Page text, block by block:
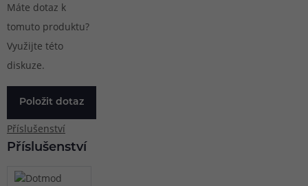
Máte dotaz k
tomuto produktu?
Využijte této
diskuze.
Položit dotaz
Příslušenství
Příslušenství